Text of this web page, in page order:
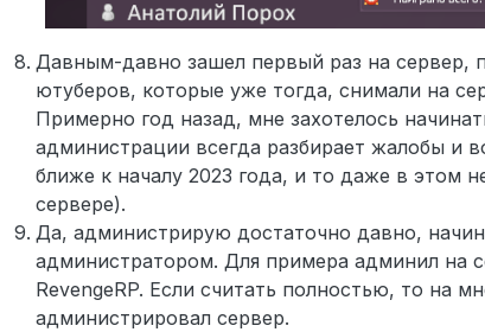
Давным-давно зашел первый раз на сервер,
ютуберов, которые уже тогда, снимали на
Примерно год назад, мне захотелось
администрации всегда разбирает жалобы и
ближе к началу 2023 года, и то даже в этом
сервере).
Да, администрирую достаточно давно,
администратором. Для примера админил на
RevengeRP. Если считать полностью, то на
администрировал сервер.